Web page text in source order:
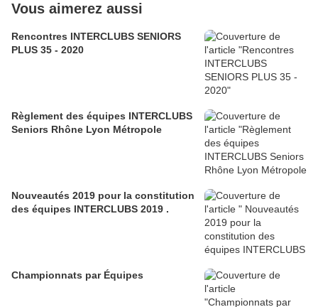
Vous aimerez aussi
Rencontres INTERCLUBS SENIORS
PLUS 35 - 2020
Règlement des équipes INTERCLUBS
Seniors Rhône Lyon Métropole
Nouveautés 2019 pour la constitution
des équipes INTERCLUBS 2019 .
Championnats par Équipes